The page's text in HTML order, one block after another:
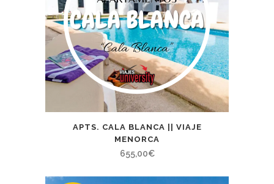
APTS. CALA BLANCA || VIAJE
MENORCA
655,00€